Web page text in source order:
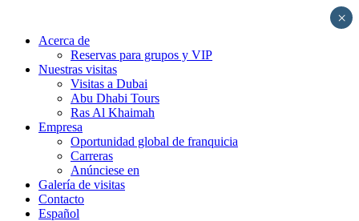
contentAcerca de
Reservas para grupos y VIP
Nuestras visitas
Visitas a Dubai
Abu Dhabi Tours
Ras Al Khaimah
Empresa
Oportunidad global de franquicia
Carreras
Anúnciese en
Galería de visitas
Contacto
Español
×